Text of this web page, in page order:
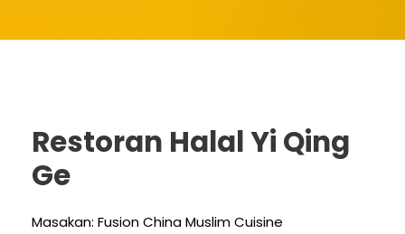
Restoran Halal Yi Qing
Ge
Masakan: Fusion China Muslim Cuisine